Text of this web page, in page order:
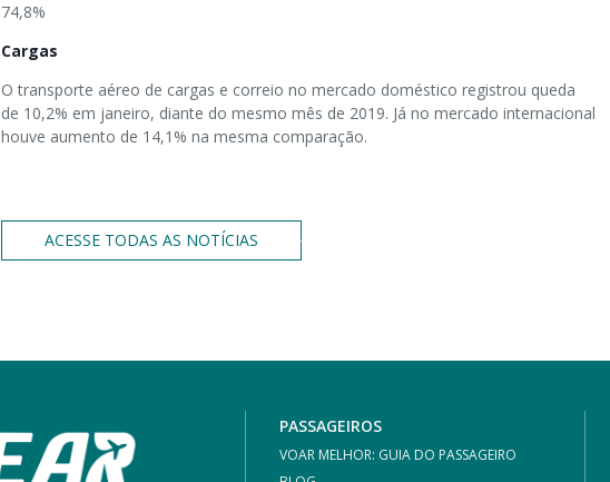
74,8%
Cargas
O transporte aéreo de cargas e correio no mercado doméstico registrou queda
de 10,2% em janeiro, diante do mesmo mês de 2019. Já no mercado internacional
houve aumento de 14,1% na mesma comparação.
ACESSE TODAS AS NOTÍCIAS
PASSAGEIROS
VOAR MELHOR: GUIA DO PASSAGEIRO